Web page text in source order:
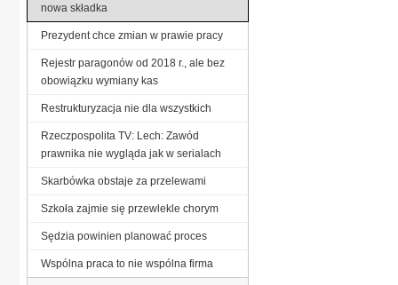
nowa składka
Prezydent chce zmian w prawie pracy
Rejestr paragonów od 2018 r., ale bez
obowiązku wymiany kas
Restrukturyzacja nie dla wszystkich
Rzeczpospolita TV: Lech: Zawód
prawnika nie wygląda jak w serialach
Skarbówka obstaje za przelewami
Szkoła zajmie się przewlekle chorym
Sędzia powinien planować proces
Wspólna praca to nie wspólna firma